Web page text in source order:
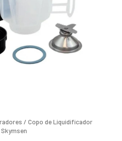
/ Copo de Liquidificador